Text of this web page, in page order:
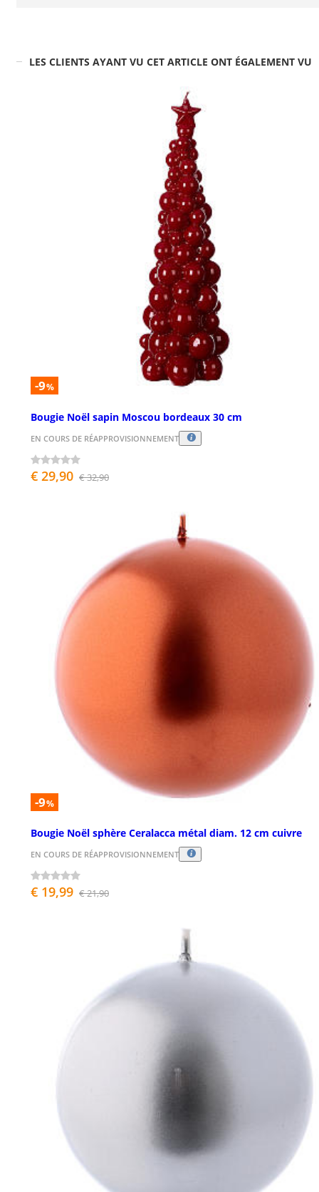
LES CLIENTS AYANT VU CET ARTICLE ONT ÉGALEMENT VU
-9%
Bougie Noël sapin Moscou bordeaux 30 cm
EN COURS DE RÉAPPROVISIONNEMENT
€ 29,90 € 32,90
-9%
Bougie Noël sphère Ceralacca métal diam. 12 cm cuivre
EN COURS DE RÉAPPROVISIONNEMENT
€ 19,99 € 21,90